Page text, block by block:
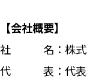
【会社概要】
社 名：株式会
代 表：代表